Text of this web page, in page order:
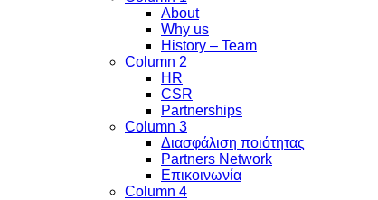
About
Why us
History – Team
Column 2
HR
CSR
Partnerships
Column 3
Διασφάλιση ποιότητας
Partners Network
Επικοινωνία
Column 4